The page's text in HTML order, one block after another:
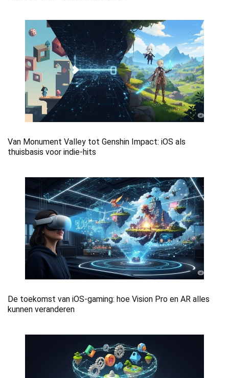
Van Monument Valley tot Genshin Impact: iOS als
thuisbasis voor indie-hits
De toekomst van iOS-gaming: hoe Vision Pro en AR alles
kunnen veranderen